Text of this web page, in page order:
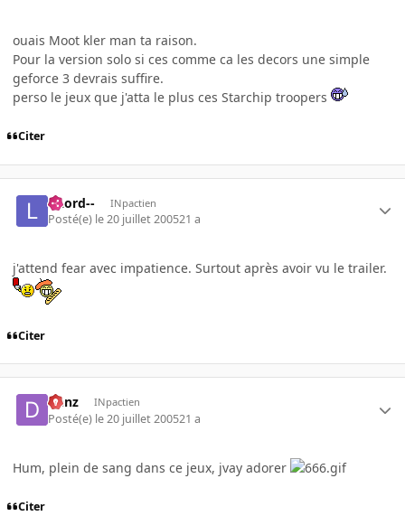
ouais Moot kler man ta raison.
Pour la version solo si ces comme ca les decors une simple
geforce 3 devrais suffire.
perso le jeux que j'atta le plus ces Starchip troopers
Citer
--Lord-- INpactien
Posté(e) le 20 juillet 200521 a
j'attend fear avec impatience. Surtout après avoir vu le trailer.
Citer
Denz INpactien
Posté(e) le 20 juillet 200521 a
Hum, plein de sang dans ce jeux, jvay adorer
Citer